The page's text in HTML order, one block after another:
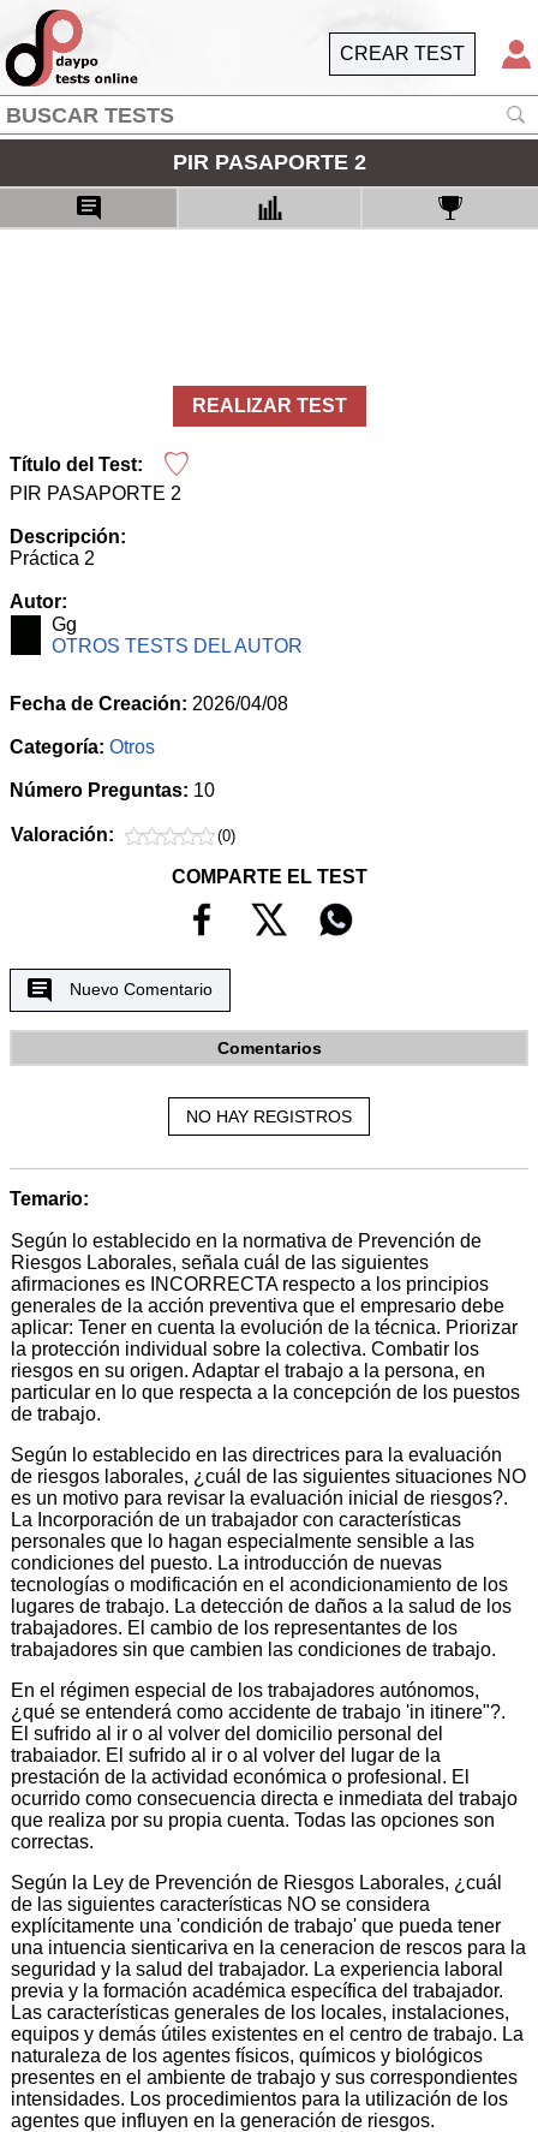
CREAR TEST
PIR PASAPORTE 2
REALIZAR TEST
Título del Test:
PIR PASAPORTE 2
Descripción:
Práctica 2
Autor:
Gg
OTROS TESTS DEL AUTOR
Fecha de Creación: 2026/04/08
Categoría: Otros
Número Preguntas: 10
Valoración: (0)
COMPARTE EL TEST
Nuevo Comentario
Comentarios
NO HAY REGISTROS
Temario:
Según lo establecido en la normativa de Prevención de
Riesgos Laborales, señala cuál de las siguientes
afirmaciones es INCORRECTA respecto a los principios
generales de la acción preventiva que el empresario debe
aplicar: Tener en cuenta la evolución de la técnica. Priorizar
la protección individual sobre la colectiva. Combatir los
riesgos en su origen. Adaptar el trabajo a la persona, en
particular en lo que respecta a la concepción de los puestos
de trabajo.
Según lo establecido en las directrices para la evaluación
de riesgos laborales, ¿cuál de las siguientes situaciones NO
es un motivo para revisar la evaluación inicial de riesgos?.
La Incorporación de un trabajador con características
personales que lo hagan especialmente sensible a las
condiciones del puesto. La introducción de nuevas
tecnologías o modificación en el acondicionamiento de los
lugares de trabajo. La detección de daños a la salud de los
trabajadores. El cambio de los representantes de los
trabajadores sin que cambien las condiciones de trabajo.
En el régimen especial de los trabajadores autónomos,
¿qué se entenderá como accidente de trabajo 'in itinere"?.
El sufrido al ir o al volver del domicilio personal del
trabaiador. El sufrido al ir o al volver del lugar de la
prestación de la actividad económica o profesional. El
ocurrido como consecuencia directa e inmediata del trabajo
que realiza por su propia cuenta. Todas las opciones son
correctas.
Según la Ley de Prevención de Riesgos Laborales, ¿cuál
de las siguientes características NO se considera
explícitamente una 'condición de trabajo' que pueda tener
una intuencia sienticariva en la ceneracion de rescos para la
seguridad y la salud del trabajador. La experiencia laboral
previa y la formación académica específica del trabajador.
Las características generales de los locales, instalaciones,
equipos y demás útiles existentes en el centro de trabajo. La
naturaleza de los agentes físicos, químicos y biológicos
presentes en el ambiente de trabajo y sus correspondientes
intensidades. Los procedimientos para la utilización de los
agentes que influyen en la generación de riesgos.